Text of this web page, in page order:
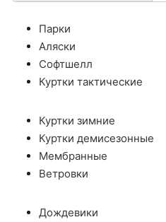
Парки
Аляски
Софтшелл
Куртки тактические
Куртки зимние
Куртки демисезонные
Мембранные
Ветровки
Дождевики